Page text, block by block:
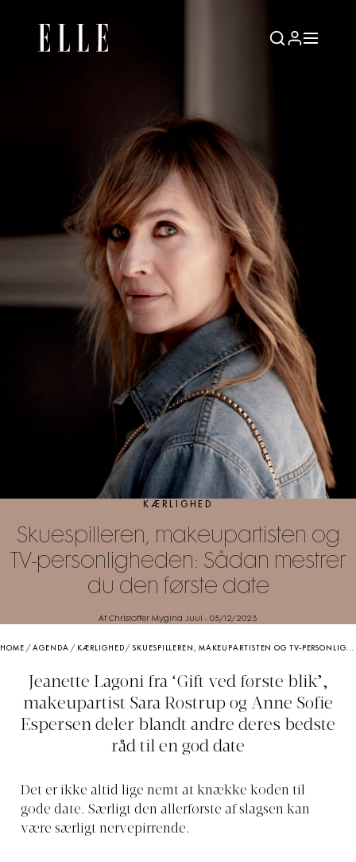
KÆRLIGHED
Skuespilleren, makeupartisten og
TV-personligheden: Sådan mestrer
du den første date
Af Christoffer Mygind Juul - 05/12/2023
HOME /AGENDA / KÆRLIGHED /SKUESPILLEREN, MAKEUPARTISTEN OG TV-PERSONLIGHEDEN: SÅDAN MESTRER DU DEN FØRSTE DATE
Jeanette Lagoni fra ‘Gift ved første blik’,
makeupartist Sara Rostrup og Anne Sofie
Espersen deler blandt andre deres bedste
råd til en god date
Det er ikke altid lige nemt at knække koden til
gode date. Særligt den allerførste af slagsen kan
være særligt nervepirrende.